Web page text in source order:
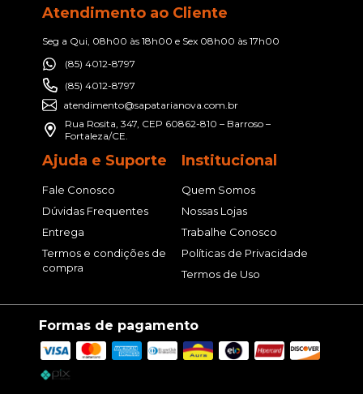
Atendimento ao Cliente
Seg a Qui, 08h00 às 18h00 e Sex 08h00 às 17h00
(85) 4012-8797
(85) 4012-8797
atendimento@sapatarianova.com.br
Rua Rosita, 347, CEP 60862-810 – Barroso –
Fortaleza/CE.
Ajuda e Suporte
Fale Conosco
Dúvidas Frequentes
Entrega
Termos e condições de
compra
Institucional
Quem Somos
Nossas Lojas
Trabalhe Conosco
Políticas de Privacidade
Termos de Uso
Formas de pagamento